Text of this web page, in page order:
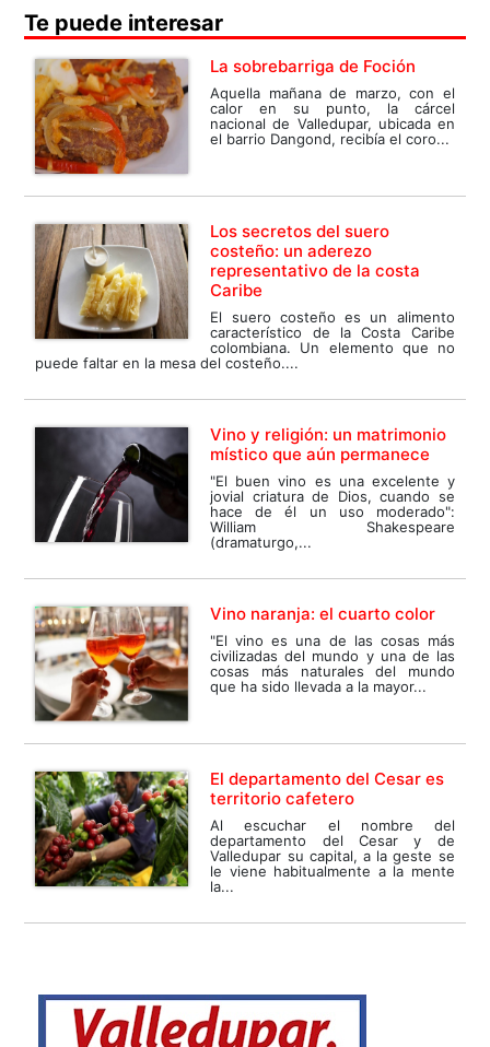
Te puede interesar
La sobrebarriga de Foción
Aquella mañana de marzo, con el
calor en su punto, la cárcel
nacional de Valledupar, ubicada en
el barrio Dangond, recibía el coro...
Los secretos del suero
costeño: un aderezo
representativo de la costa
Caribe
El suero costeño es un alimento
característico de la Costa Caribe
colombiana. Un elemento que no
puede faltar en la mesa del costeño....
Vino y religión: un matrimonio
místico que aún permanece
"El buen vino es una excelente y
jovial criatura de Dios, cuando se
hace de él un uso moderado":
William Shakespeare
(dramaturgo,...
Vino naranja: el cuarto color
"El vino es una de las cosas más
civilizadas del mundo y una de las
cosas más naturales del mundo
que ha sido llevada a la mayor...
El departamento del Cesar es
territorio cafetero
Al escuchar el nombre del
departamento del Cesar y de
Valledupar su capital, a la geste se
le viene habitualmente a la mente
la...